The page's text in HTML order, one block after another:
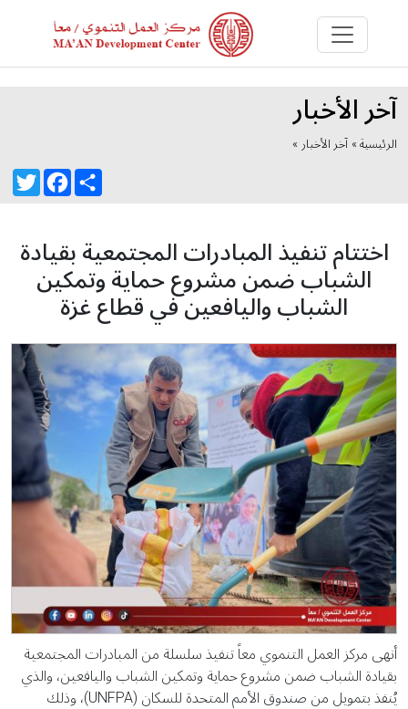
آخر الأخبار
الرئيسية » آخر الأخبار »
FacebookShare
اختتام تنفيذ المبادرات المجتمعية بقيادة
الشباب ضمن مشروع حماية وتمكين
الشباب واليافعين في قطاع غزة
أنهى مركز العمل التنموي معاً تنفيذ سلسلة من المبادرات المجتمعية
بقيادة الشباب ضمن مشروع حماية وتمكين الشباب واليافعين، والذي
يُنفذ بتمويل من صندوق الأمم المتحدة للسكان (UNFPA)، وذلك